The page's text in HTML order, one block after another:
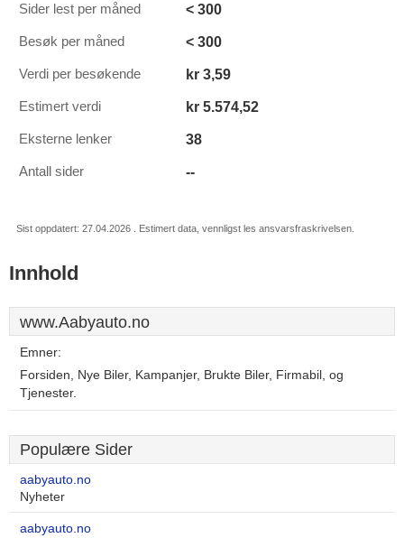
Sider lest per måned < 300
Besøk per måned < 300
Verdi per besøkende kr 3,59
Estimert verdi kr 5.574,52
Eksterne lenker 38
Antall sider --
Sist oppdatert: 27.04.2026 . Estimert data, vennligst les ansvarsfraskrivelsen.
Innhold
www.Aabyauto.no
Emner:
Forsiden, Nye Biler, Kampanjer, Brukte Biler, Firmabil, og
Tjenester.
Populære Sider
aabyauto.no
Nyheter
aabyauto.no